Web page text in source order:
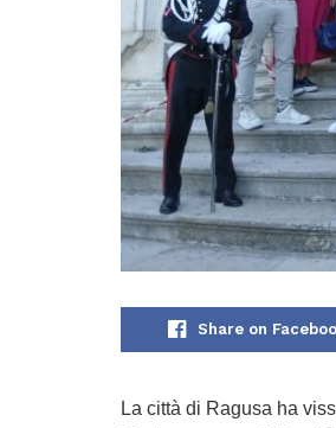
Share on
La città di Ragusa ha